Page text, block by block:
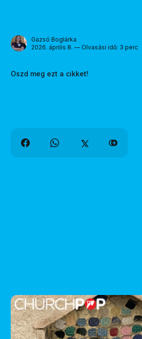
Gazsó Boglárka
2026. április 8. — Olvasási idő: 3 perc
Oszd meg ezt a cikket!